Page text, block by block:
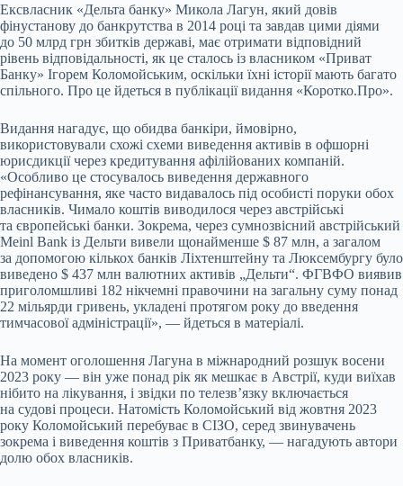
Ексвласник «Дельта банку» Микола Лагун, який довів
фінустанову до банкрутства в 2014 році та завдав цими діями
до 50 млрд грн збитків державі, має отримати відповідний
рівень відповідальності, як це сталось із власником «Приват
Банку» Ігорем Коломойським, оскільки їхні історії мають багато
спільного. Про це йдеться в публікації видання «Коротко.Про».
Видання нагадує, що обидва банкіри, ймовірно,
використовували схожі схеми виведення активів в офшорні
юрисдикції через кредитування афілійованих компаній.
«Особливо це стосувалось виведення державного
рефінансування, яке часто видавалось під особисті поруки обох
власників. Чимало коштів виводилося через австрійські
та європейські банки. Зокрема, через сумнозвісний австрійський
Meinl Bank із Дельти вивели щонайменше $ 87 млн, а загалом
за допомогою кількох банків Ліхтенштейну та Люксембургу було
виведено $ 437 млн валютних активів „Дельти“. ФГВФО виявив
приголомшливі 182 нікчемні правочини на загальну суму понад
22 мільярди гривень, укладені протягом року до введення
тимчасової адміністрації», — йдеться в матеріалі.
На момент оголошення Лагуна в міжнародний розшук восени
2023 року — він уже понад рік як мешкає в Австрії, куди виїхав
нібито на лікування, і звідки по телезвʼязку включається
на судові процеси. Натомість Коломойський від жовтня 2023
року Коломойський перебуває в СІЗО, серед звинувачень
зокрема і виведення коштів з Приватбанку, — нагадують автори
долю обох власників.